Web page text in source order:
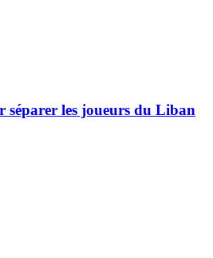
séparer les joueurs du Liban